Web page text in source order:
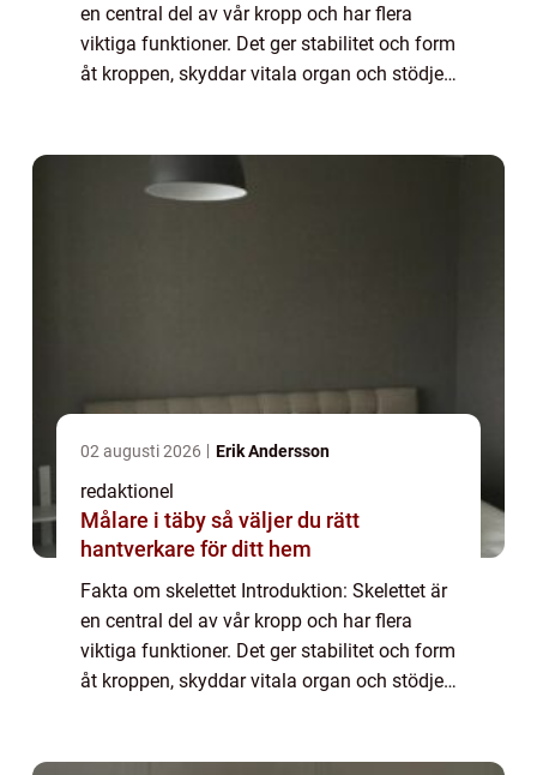
en central del av vår kropp och har flera
viktiga funktioner. Det ger stabilitet och form
åt kroppen, skyddar vitala organ och stödjer
02 augusti 2026 Erik Andersson
redaktionel
Målare i täby så väljer du rätt
hantverkare för ditt hem
Fakta om skelettet Introduktion: Skelettet är
en central del av vår kropp och har flera
viktiga funktioner. Det ger stabilitet och form
åt kroppen, skyddar vitala organ och stödjer